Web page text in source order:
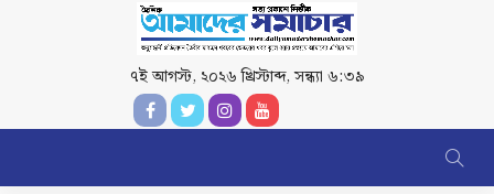
৭ই আগস্ট, ২০২৬ খ্রিস্টাব্দ,সন্ধ্যা ৬:৩৯